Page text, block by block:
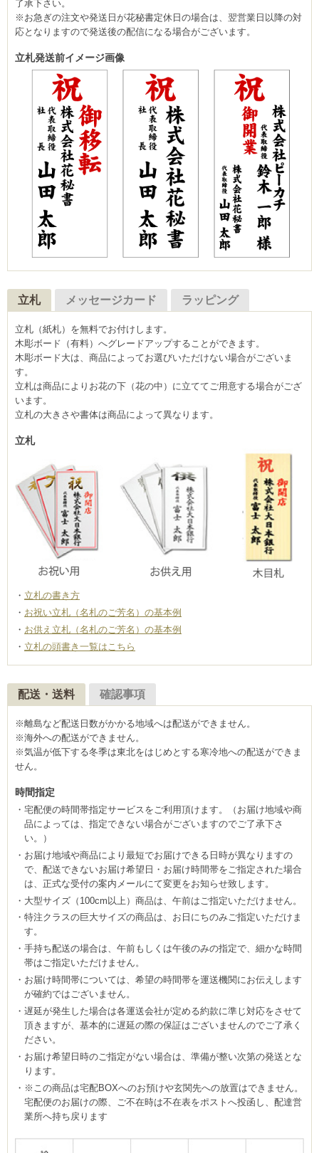
了承下さい。
※お急ぎの注文や発送日が花秘書定休日の場合は、翌営業日以降の対
応となりますので発送後の配信になる場合がございます。
立札発送前イメージ画像
立札 メッセージカード ラッピング
立札（紙札）を無料でお付けします。
木彫ボード（有料）へグレードアップすることができます。
木彫ボード大は、商品によってお選びいただけない場合がございま
す。
立札は商品によりお花の下（花の中）に立ててご用意する場合がござ
います。
立札の大きさや書体は商品によって異なります。
立札
立札の書き方
お祝い立札（名札のご芳名）の基本例
お供え立札（名札のご芳名）の基本例
立札の頭書き一覧はこちら
配送・送料 確認事項
※離島など配送日数がかかる地域へは配送ができません。
※海外への配送ができません。
※気温が低下する冬季は東北をはじめとする寒冷地への配送ができま
せん。
時間指定
宅配便の時間帯指定サービスをご利用頂けます。（お届け地域や商
品によっては、指定できない場合がございますのでご了承下さ
い。）
お届け地域や商品により最短でお届けできる日時が異なりますの
で、配送できないお届け希望日・お届け時間帯をご指定された場合
は、正式な受付の案内メールにて変更をお知らせ致します。
大型サイズ（100cm以上）商品は、午前はご指定いただけません。
特注クラスの巨大サイズの商品は、お日にちのみご指定いただけま
す。
手持ち配送の場合は、午前もしくは午後のみの指定で、細かな時間
帯はご指定いただけません。
お届け時間帯については、希望の時間帯を運送機関にお伝えします
が確約ではございません。
遅延が発生した場合は各運送会社が定める約款に準じ対応をさせて
頂きますが、基本的に遅延の際の保証はございませんのでご了承く
ださい。
お届け希望日時のご指定がない場合は、準備が整い次第の発送とな
ります。
※この商品は宅配BOXへのお預けや玄関先への放置はできません。
宅配便のお届けの際、ご不在時は不在表をポストへ投函し、配達営
業所へ持ち戻ります